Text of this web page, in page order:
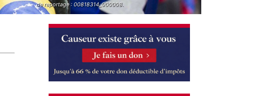
de reportage : 00818314_000008.